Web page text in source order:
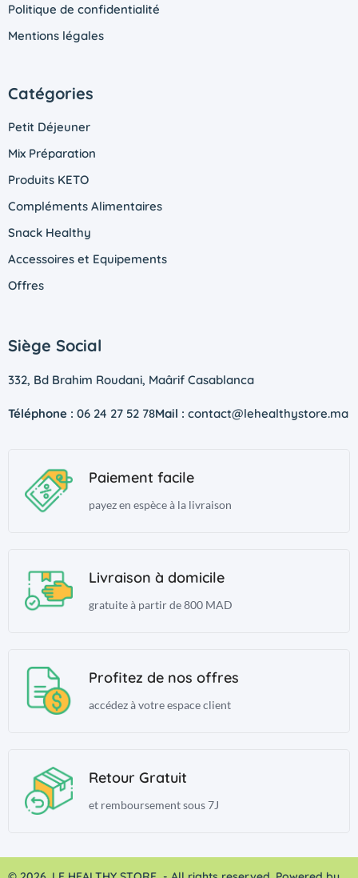
Politique de confidentialité
Mentions légales
Catégories
Petit Déjeuner
Mix Préparation
Produits KETO
Compléments Alimentaires
Snack Healthy
Accessoires et Equipements
Offres
Siège Social
332, Bd Brahim Roudani, Maârif Casablanca
Téléphone : 06 24 27 52 78Mail : contact@lehealthystore.ma
Paiement facile
payez en espèce à la livraison
Livraison à domicile
gratuite à partir de 800 MAD
Profitez de nos offres
accédez à votre espace client
Retour Gratuit
et remboursement sous 7J